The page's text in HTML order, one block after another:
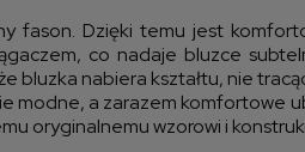
fason. Dzięki temu jest
co nadaje bluzce
bluzka nabiera kształtu, nie
modne, a zarazem komfortowe
oryginalnemu wzorowi i